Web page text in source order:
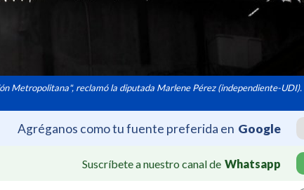
Metropolitana", reclamó la diputada Marlene Pérez (independiente-UDI).
Agréganos como tu fuente preferida en Google
Suscríbete a nuestro canal de Whatsapp